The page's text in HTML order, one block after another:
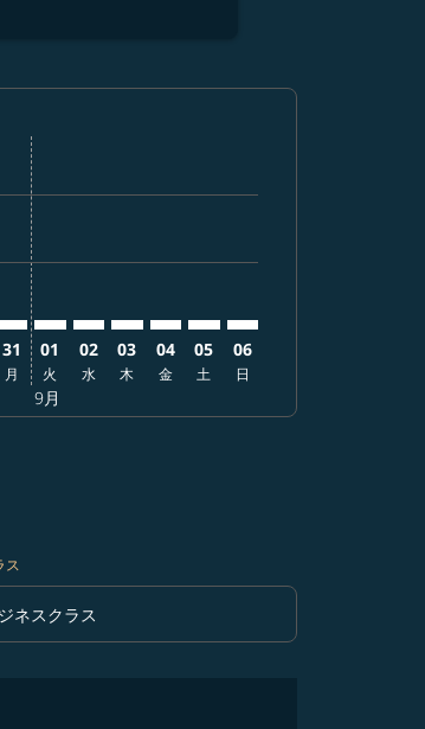
探す
ーを探す
ファーを探す
オファーを探す
オファーを探す
disclaimer. オファーを探す
disclaimer. オファーを探す
offers-disclaimer. オファーを探す
view-offers-disclaimer. オファーを探す
cmp-view-offers-disclaimer. オファーを探す
cmp-view-offers-disclaimer. オファーを
NGO–MCO: cmp-view-offers-disclaimer. オファ
31
月
01
火
9月
02
水
03
木
04
金
05
土
06
日
ス
ス option ビジネスクラス Selected
ネスクラス